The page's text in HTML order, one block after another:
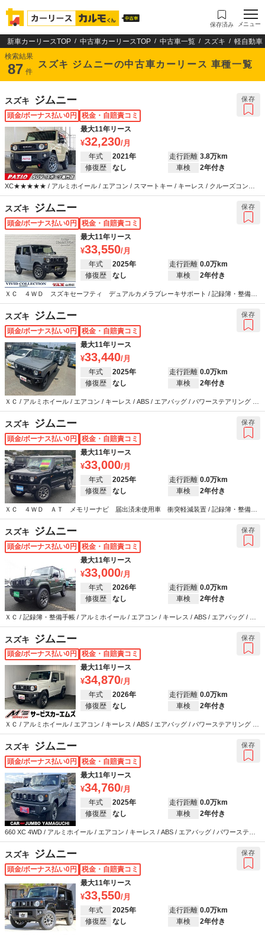
保存済み メニュー
新車カーリースTOP 中古車カーリースTOP 中古車一覧 スズキ
軽自動車
検索結果
87 件
スズキ ジムニーの中古車カーリース 車種一覧
スズキ ジムニー
頭金/ボーナス払い0円
税金・自賠責コミ
最大11年リース
32,230
年式 2021年 走行距離 3.8万km
修復歴
なし 車検 2年付き
XC★★★★★ / アルミホイール / エアコン / スマートキー / キーレス / クルーズコント
ロール / バックカメラ / ETC / 衝突被害軽減システム / ABS / エアバッグ / パワーステア
リング / パワーウインドウ / LEDヘッドライト
保存
スズキ ジムニー
頭金/ボーナス払い0円
税金・自賠責コミ
最大11年リース
33,550
年式 2025年 走行距離 0.0万km
修復歴
なし 車検 2年付き
ＸＣ ４ＷＤ スズキセーフティ デュアルカメラブレーキサポート / 記録簿・整備手
帳 / アルミホイール / エアコン / キーレス / ABS / エアバッグ / パワーステアリング / パ
ワーウインドウ
保存
スズキ ジムニー
頭金/ボーナス払い0円
税金・自賠責コミ
最大11年リース
33,440
年式 2025年 走行距離 0.0万km
修復歴
なし 車検 2年付き
ＸＣ / アルミホイール / エアコン / キーレス / ABS / エアバッグ / パワーステアリング /
パワーウインドウ
保存
スズキ ジムニー
頭金/ボーナス払い0円
税金・自賠責コミ
最大11年リース
33,000
年式 2025年 走行距離 0.0万km
修復歴
なし 車検 2年付き
ＸＣ ４ＷＤ ＡＴ メモリーナビ 届出済未使用車 衝突軽減装置 / 記録簿・整備手
帳 / アルミホイール / エアコン / キーレス / カーナビ / テレビ / ABS / エアバッグ / パワ
ーステアリング / パワーウインドウ
保存
スズキ ジムニー
頭金/ボーナス払い0円
税金・自賠責コミ
最大11年リース
33,000
年式 2026年 走行距離 0.0万km
修復歴
なし 車検 2年付き
ＸＣ / 記録簿・整備手帳 / アルミホイール / エアコン / キーレス / ABS / エアバッグ / パ
ワーステアリング / パワーウインドウ
保存
スズキ ジムニー
頭金/ボーナス払い0円
税金・自賠責コミ
最大11年リース
34,870
年式 2026年 走行距離 0.0万km
修復歴
なし 車検 2年付き
ＸＣ / アルミホイール / エアコン / キーレス / ABS / エアバッグ / パワーステアリング /
パワーウインドウ
保存
スズキ ジムニー
頭金/ボーナス払い0円
税金・自賠責コミ
最大11年リース
34,760
年式 2025年 走行距離 0.0万km
修復歴
なし 車検 2年付き
660 XC 4WD / アルミホイール / エアコン / キーレス / ABS / エアバッグ / パワーステア
リング / パワーウインドウ
保存
スズキ ジムニー
頭金/ボーナス払い0円
税金・自賠責コミ
最大11年リース
33,550
年式 2025年 走行距離 0.0万km
修復歴
なし 車検 2年付き
保存